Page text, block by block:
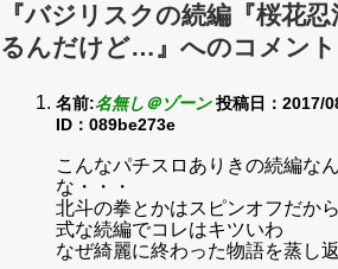
『バジリスクの続編『桜花
るんだけど…』へのコメント
名前:名無し＠ゾーン 投稿日：2017/
ID：089be273e
こんなパチスロありきの続編な
な・・・
北斗の拳とかはスピンオフだか
式な続編でコレはキツいわ
なぜ綺麗に終わった物語を蒸し